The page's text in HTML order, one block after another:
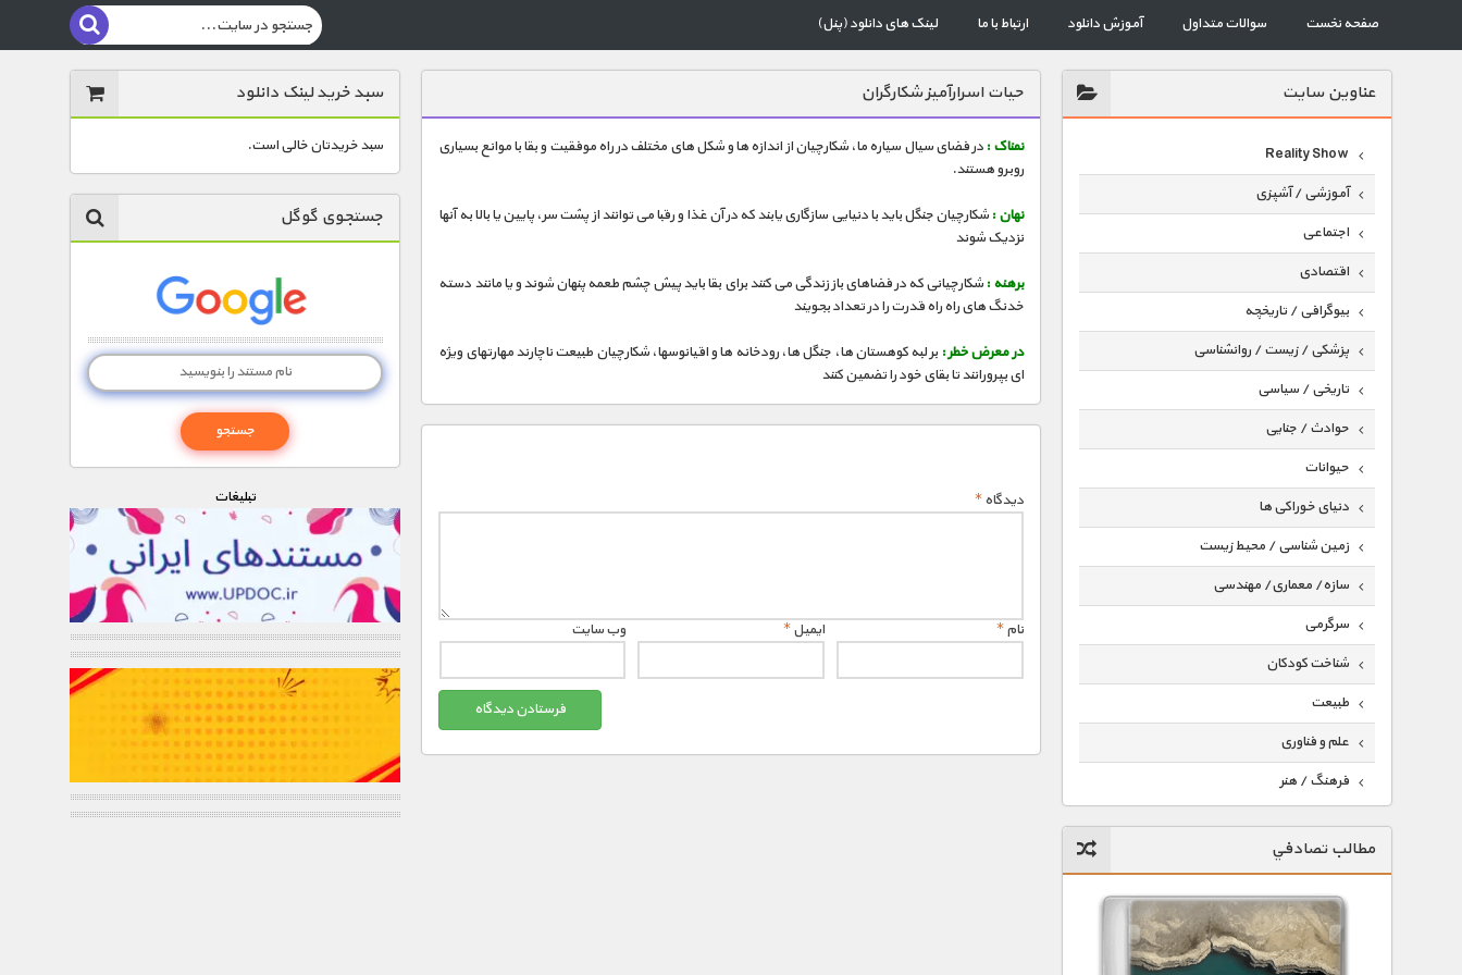
صفحه نخست سوالات متداول آموزش دانلود ارتباط با ما لینک های دانلود (پنل)
عناوين سايت
Reality Show
آموزشی / آشپزی
اجتماعی
اقتصادی
بیوگرافی / تاریخچه
پزشکی / زیست / روانشناسی
تاریخی / سیاسی
حوادث / جنایی
حیوانات
دنیای خوراکی ها
زمین شناسی / محیط زیست
سازه/ معماری/ مهندسی
سرگرمی
شناخت کودکان
طبیعت
علم و فناوری
فرهنگ / هنر
گردشگری
ماورایی
مسابقات / ورزشی
مطالب تصادفي
حیات اسرارآمیز شکارگران
نمناک : در فضای سیال سیاره ما، شکارچیان از اندازه ها و شکل های مختلف در راه موفقیت و بقا با موانع بسیاری
روبرو هستند.
نهان : شکارچیان جنگل باید با دنیایی سازگاری یابند که در آن غذا و رقبا می توانند از پشت سر، پایین یا بالا به آنها
نزدیک شوند
برهنه : شکارچیانی که در فضاهای باز زندگی می کنند برای بقا باید پیش چشم طعمه پنهان شوند و یا مانند دسته
خدنگ های راه راه قدرت را در تعداد بجویند
در معرض خطر : بر لبه کوهستان ها، جنگل ها، رودخانه ها و اقیانوسها، شکارچیان طبیعت ناچارند مهارتهای ویژه
ای بپرورانند تا بقای خود را تضمین کنند
دیدگاه*
نام* ایمیل* وب‌ سایت
سبد خرید لینک دانلود
سبد خریدتان خالی است.
جستجوی گوگل
تبليغات